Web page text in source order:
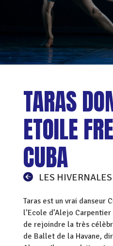
TARAS
ETOILE
CUBA
LES
Taras est un vrai danseur
l’Ecole d’Alejo Carpentier
de rejoindre la très
de Ballet de la Havane,